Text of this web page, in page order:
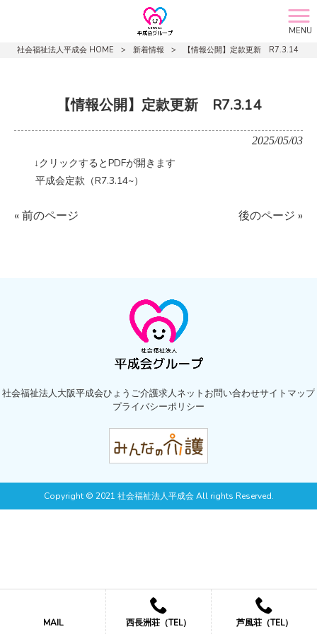
MENU
社会福祉法人平成会 HOME
> 新着情報 > 【情報公開】定款更新 R7.3.14
【情報公開】定款更新 R7.3.14
2025/05/03
↓クリックするとPDFが開きます
平成会定款（R7.3.14~）
« 前のページ 後のページ »
社会福祉法人大阪平成会ひょうご介護求人ネット お問い合わせサイトマップ
プライバシーポリシー
Copyright © 2021 社会福祉法人平成会 All rights Reserved.
MAIL 西長洲荘（TEL） 芦風荘（TEL）